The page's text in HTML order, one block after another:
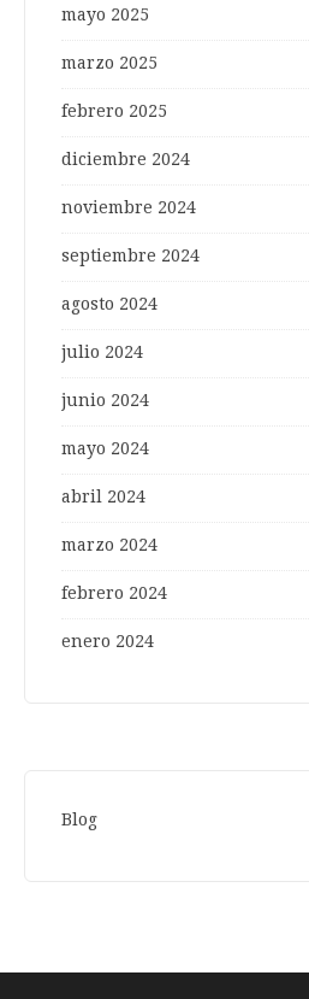
mayo 2025
marzo 2025
febrero 2025
diciembre 2024
noviembre 2024
septiembre 2024
agosto 2024
julio 2024
junio 2024
mayo 2024
abril 2024
marzo 2024
febrero 2024
enero 2024
Blog